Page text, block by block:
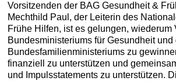
Vorsitzenden der BAG Gesundheit &
Mechthild Paul, der Leiterin des
Frühe Hilfen, ist es gelungen, wiederum
Bundesministeriums für Gesundheit und
Bundesfamilienministeriums zu
finanziell zu unterstützen und
und Impulsstatements zu unterstützen.